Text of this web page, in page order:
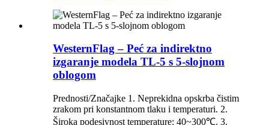
WesternFlag – Peć za indirektno
izgaranje modela TL-5 s 5-slojnom
oblogom
Prednosti/Značajke 1. Neprekidna opskrba čistim
zrakom pri konstantnom tlaku i temperaturi. 2.
Široka podesivnost temperature: 40~300℃. 3.